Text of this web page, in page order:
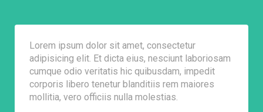
Lorem ipsum dolor sit amet, consectetur
adipisicing elit. Et dicta eius, nesciunt laboriosam
cumque odio veritatis hic quibusdam, impedit
corporis libero tenetur blanditiis rem maiores
mollitia, vero officiis nulla molestias.